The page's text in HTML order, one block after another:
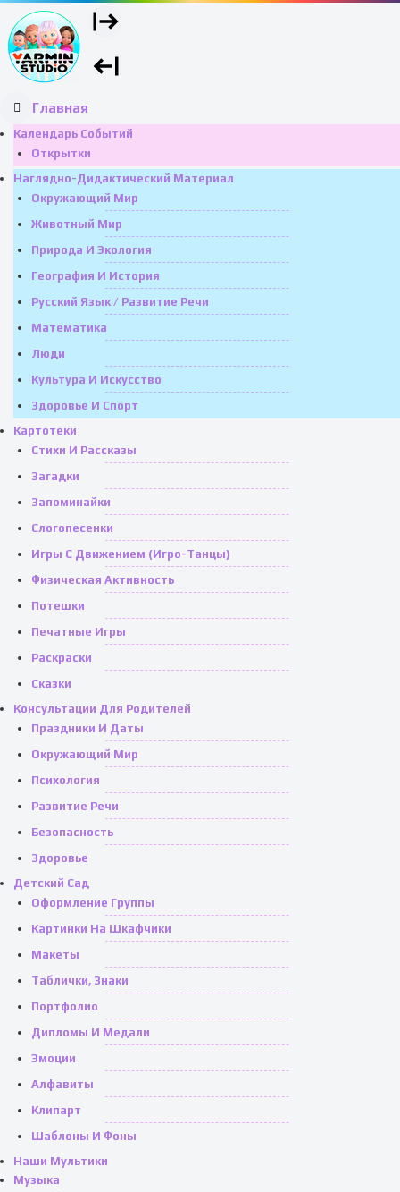
Главная
Календарь Событий
Открытки
Наглядно-Дидактический Материал
Окружающий Мир
Животный Мир
Природа И Экология
География И История
Русский Язык / Развитие Речи
Математика
Люди
Культура И Искусство
Здоровье И Спорт
Картотеки
Стихи И Рассказы
Загадки
Запоминайки
Слогопесенки
Игры С Движением (игро-Танцы)
Физическая Активность
Потешки
Печатные Игры
Раскраски
Сказки
Консультации Для Родителей
Праздники И Даты
Окружающий Мир
Психология
Развитие Речи
Безопасность
Здоровье
Детский Сад
Оформление Группы
Картинки На Шкафчики
Макеты
Таблички, Знаки
Портфолио
Дипломы И Медали
Эмоции
Алфавиты
Клипарт
Шаблоны И Фоны
Наши Мультики
Музыка